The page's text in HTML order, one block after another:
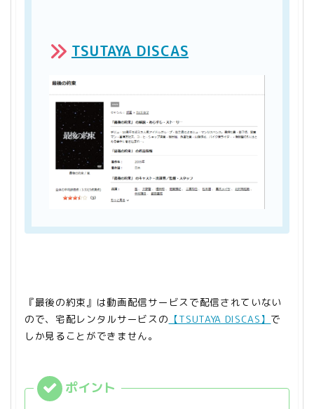
TSUTAYA DISCAS
『最後の約束』は動画配信サービスで配信されていない
ので、宅配レンタルサービスの 【TSUTAYA DISCAS】 で
しか見ることができません。